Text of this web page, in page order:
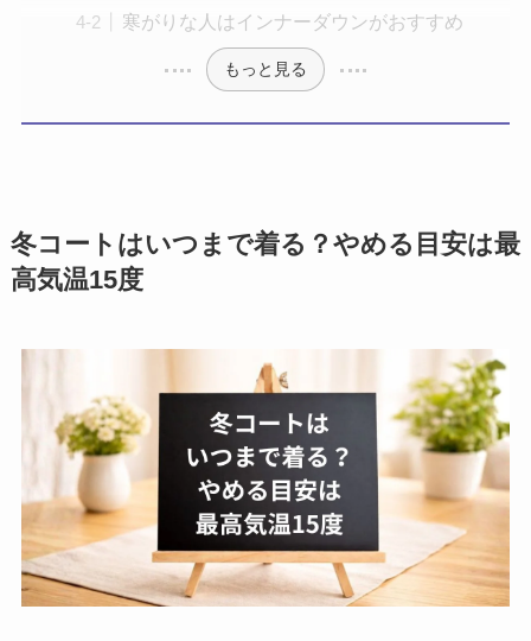
寒がりな人はインナーダウンがおすすめ
もっと見る
冬コートはいつまで着る？やめる目安は最
高気温15度